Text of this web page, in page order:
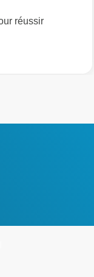
réussir